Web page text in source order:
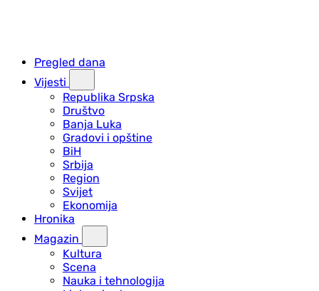
Pregled dana
Vijesti
Republika Srpska
Društvo
Banja Luka
Gradovi i opštine
BiH
Srbija
Region
Svijet
Ekonomija
Hronika
Magazin
Kultura
Scena
Nauka i tehnologija